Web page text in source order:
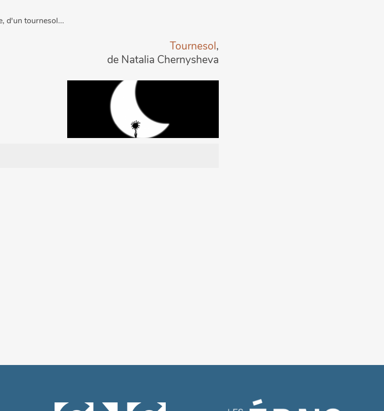
d'un tournesol...
Tournesol,
de Natalia Chernysheva